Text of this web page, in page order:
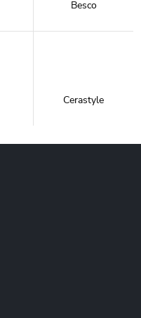
Besco
Cerastyle